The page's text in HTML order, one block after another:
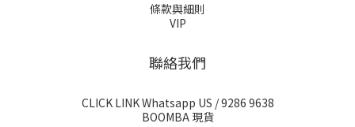
條款與細則
VIP
聯絡我們
CLICK LINK Whatsapp US / 9286 9638
BOOMBA 現貨